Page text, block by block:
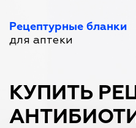
Рецептурные бланки
для аптеки
КУПИТЬ